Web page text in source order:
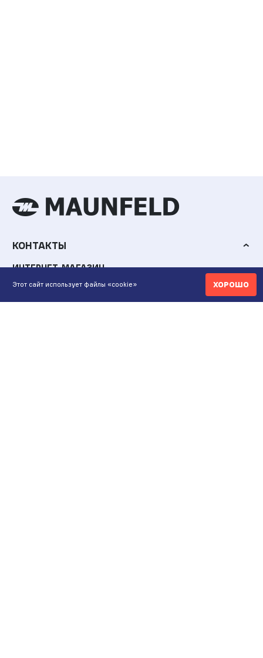
КОНТАКТЫ
ИНТЕРНЕТ-МАГАЗИН
+7 771 200 77 99
Этот сайт использует файлы «cookie» ХОРОШО